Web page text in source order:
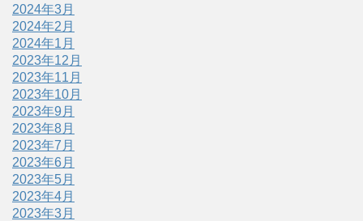
2024年3月
2024年2月
2024年1月
2023年12月
2023年11月
2023年10月
2023年9月
2023年8月
2023年7月
2023年6月
2023年5月
2023年4月
2023年3月